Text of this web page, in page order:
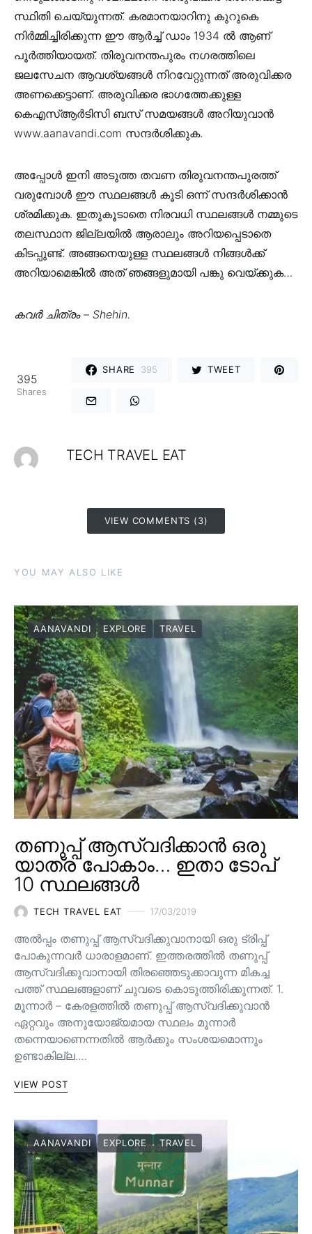
സ്ഥിതി ചെയ്യുന്നത്. കരമാനയാറിനു കുറുകെ
നിർമ്മിച്ചിരിക്കുന്ന ഈ ആർച്ച് ഡാം 1934 ൽ ആണ്
പൂർത്തിയായത്. തിരുവനന്തപുരം നഗരത്തിലെ
ജലസേചന ആവശ്യങ്ങൾ നിറവേറ്റുന്നത് അരുവിക്കര
അണക്കെട്ടാണ്. അരുവിക്കര ഭാഗത്തേക്കുള്ള
കെഎസ്ആര്‍ടിസി ബസ് സമയങ്ങള്‍ അറിയുവാന്‍
www.aanavandi.com സന്ദര്‍ശിക്കുക.
അപ്പോള്‍ ഇനി അടുത്ത തവണ തിരുവനന്തപുരത്ത്
വരുമ്പോള്‍ ഈ സ്ഥലങ്ങള്‍ കൂടി ഒന്ന് സന്ദര്‍ശിക്കാന്‍
ശ്രമിക്കുക. ഇതുകൂടാതെ നിരവധി സ്ഥലങ്ങള്‍ നമ്മുടെ
തലസ്ഥാന ജില്ലയില്‍ ആരാലും അറിയപ്പെടാതെ
കിടപ്പുണ്ട്. അങ്ങനെയുള്ള സ്ഥലങ്ങള്‍ നിങ്ങള്‍ക്ക്
അറിയാമെങ്കില്‍ അത് ഞങ്ങളുമായി പങ്കു വെയ്ക്കുക…
കവർ ചിത്രം – Shehin.
395
Shares
SHARE 395 TWEET
TECH TRAVEL EAT
VIEW COMMENTS (3)
YOU MAY ALSO LIKE
AANAVANDI EXPLORE TRAVEL
തണുപ്പ് ആസ്വദിക്കാൻ ഒരു
യാത്ര പോകാം… ഇതാ ടോപ്
10 സ്ഥലങ്ങൾ
TECH TRAVEL EAT 17/03/2019
അൽപ്പം തണുപ്പ് ആസ്വദിക്കുവാനായി ഒരു ട്രിപ്പ്
പോകുന്നവർ ധാരാളമാണ്. ഇത്തരത്തിൽ തണുപ്പ്
ആസ്വദിക്കുവാനായി തിരഞ്ഞെടുക്കാവുന്ന മികച്ച
പത്ത് സ്ഥലങ്ങളാണ് ചുവടെ കൊടുത്തിരിക്കുന്നത്. 1.
മൂന്നാർ – കേരളത്തിൽ തണുപ്പ് ആസ്വദിക്കുവാൻ
ഏറ്റവും അനുയോജ്യമായ സ്ഥലം മൂന്നാർ
തന്നെയാണെന്നതിൽ ആർക്കും സംശയമൊന്നും
ഉണ്ടാകില്ല.…
VIEW POST
AANAVANDI EXPLORE TRAVEL